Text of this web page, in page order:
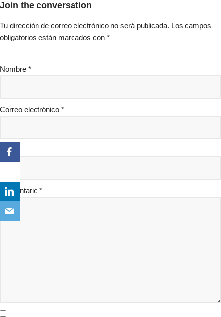
Join the conversation
Tu dirección de correo electrónico no será publicada. Los campos
obligatorios están marcados con *
Nombre *
Correo electrónico *
Web
Comentario *